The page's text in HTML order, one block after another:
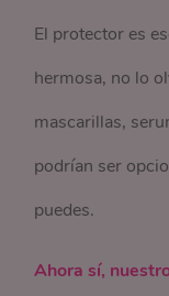
El protector es
hermosa, no lo
mascarillas,
podrían ser
puedes.
Ahora sí,